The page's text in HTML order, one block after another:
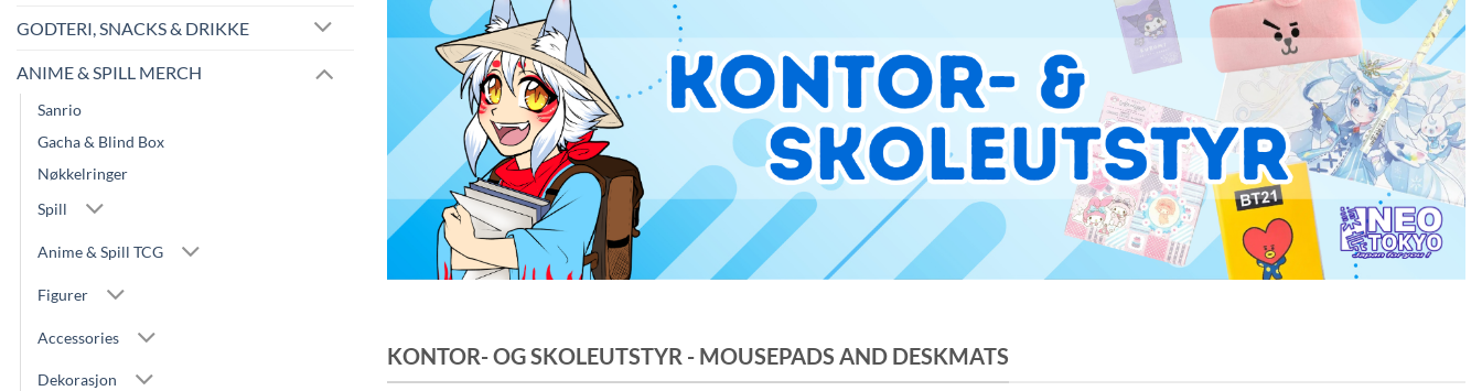
GODTERI, SNACKS & DRIKKE
ANIME & SPILL MERCH
Sanrio
Gacha & Blind Box
Nøkkelringer
Spill
Anime & Spill TCG
Figurer
Accessories
Dekorasjon
KONTOR- OG SKOLEUTSTYR - MOUSEPADS AND DESKMATS